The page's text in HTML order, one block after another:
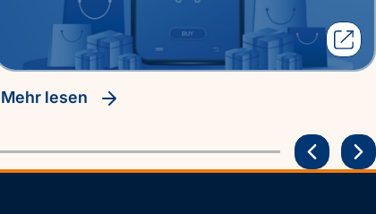
Mehr lesen